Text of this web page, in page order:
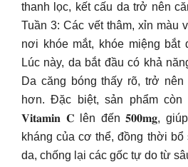
thanh lọc, kết cấu da trở nên
Tuần 3: Các vết thâm, xỉn màu
nơi khóe mắt, khóe miệng bắt
Lúc này, da bắt đầu có khả
Da căng bóng thấy rõ, trở
hơn. Đặc biệt, sản phẩm
𝐕𝐢𝐭𝐚𝐦𝐢𝐧 𝐂 lên đến 𝟓𝟎𝟎𝐦𝐠,
kháng của cơ thể, đồng thời
da, chống lại các gốc tự do từ